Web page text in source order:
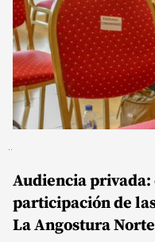
Audiencia
participación de
La Angostura